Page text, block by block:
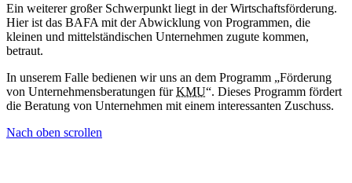
Ein weiterer großer Schwerpunkt liegt in der Wirtschaftsförderung.
Hier ist das BAFA mit der Abwicklung von Programmen, die
kleinen und mittelständischen Unternehmen zugute kommen,
betraut.
In unserem Falle bedienen wir uns an dem Programm „Förderung
von Unternehmensberatungen fürKMU“. Dieses Programm fördert
die Beratung von Unternehmen mit einem interessanten Zuschuss.
Nach oben scrollen